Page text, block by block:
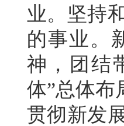
业。坚持
的事业。
神，团结
体”总体布
贯彻新发